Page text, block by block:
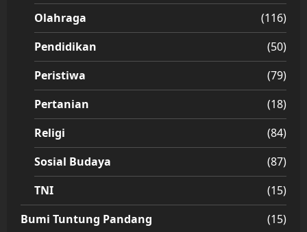
Olahraga
(116)
Pendidikan
(50)
Peristiwa
(79)
Pertanian
(18)
Religi
(84)
Sosial Budaya
(87)
TNI
(15)
Bumi Tuntung Pandang
(15)